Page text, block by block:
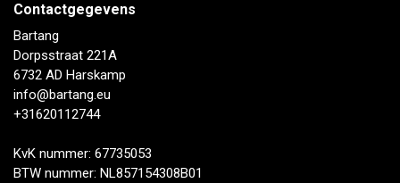
Contactgegevens
Bartang
Dorpsstraat 221A
6732 AD Harskamp
info@bartang.eu
+31620112744
KvK nummer: 67735053
BTW nummer: NL857154308B01